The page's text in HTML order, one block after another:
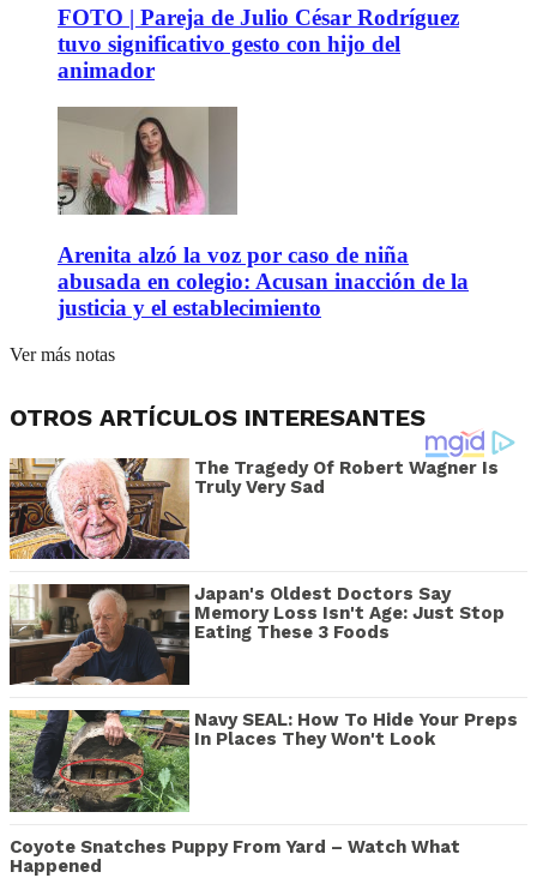
FOTO | Pareja de Julio César Rodríguez
tuvo significativo gesto con hijo del
animador
Arenita alzó la voz por caso de niña
abusada en colegio: Acusan inacción de la
justicia y el establecimiento
Ver más notas
OTROS ARTÍCULOS INTERESANTES
The Tragedy Of Robert Wagner Is
Truly Very Sad
Japan's Oldest Doctors Say
Memory Loss Isn't Age: Just Stop
Eating These 3 Foods
Navy SEAL: How To Hide Your Preps
In Places They Won't Look
Coyote Snatches Puppy From Yard – Watch What
Happened